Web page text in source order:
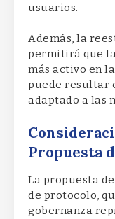
usuarios.
Además, la
permitirá que
más activo en
puede resultar
adaptado a las
Propuesta
La propuesta
de protocolo,
gobernanza